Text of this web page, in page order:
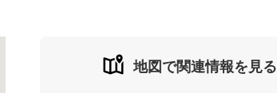
地図で関連情報を見る